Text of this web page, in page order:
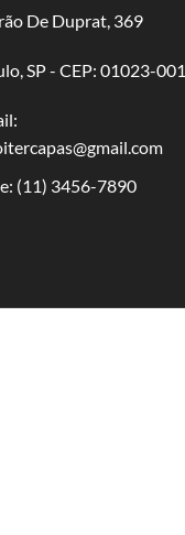
De Duprat, 369
SP - CEP: 01023-001
(11) 3456-7890